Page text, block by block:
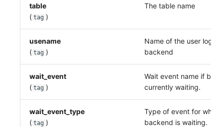
table
( tag )
The table name
usename
( tag )
Name of the user
backend
wait_event
( tag )
Wait event name if
currently waiting.
wait_event_type
( tag )
Type of event for which
backend is waiting.